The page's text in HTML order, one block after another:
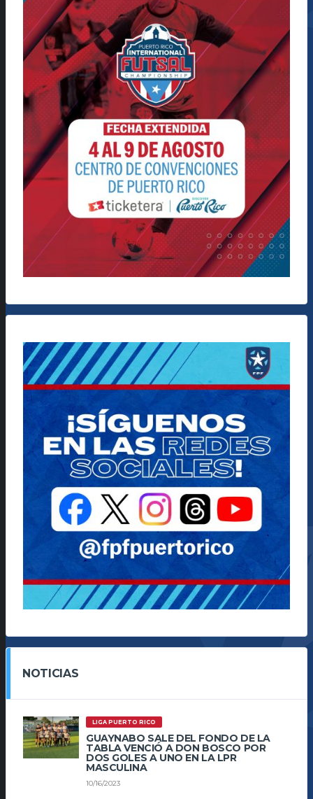
NOTICIAS
LIGA PUERTO RICO
GUAYNABO SALE DEL FONDO DE LA
TABLA VENCIÓ A DON BOSCO POR
DOS GOLES A UNO EN LA LPR
MASCULINA
10/16/2023